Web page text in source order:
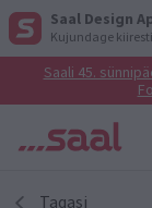
Saal Design
Kujundage
Saali 45.
Tagasi